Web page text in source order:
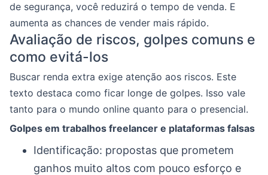
de segurança, você reduzirá o tempo de venda. E
aumenta as chances de vender mais rápido.
Avaliação de riscos, golpes comuns e
como evitá-los
Buscar renda extra exige atenção aos riscos. Este
texto destaca como ficar longe de golpes. Isso vale
tanto para o mundo online quanto para o presencial.
Golpes em trabalhos freelancer e plataformas falsas
Identificação: propostas que prometem
ganhos muito altos com pouco esforço e